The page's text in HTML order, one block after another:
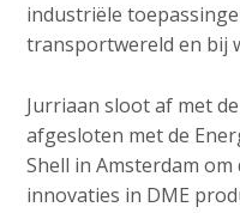
industriële
transportwereld en bij
Jurriaan sloot af met
afgesloten met de
Shell in Amsterdam
innovaties in DME